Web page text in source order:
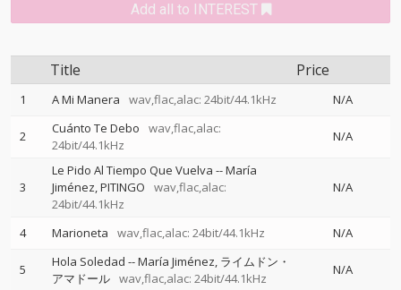
Add all to INTEREST
Title Price
1 A Mi Manera wav,flac,alac: 24bit/44.1kHz N/A
2 Cuánto Te Debo
wav,flac,alac:
24bit/44.1kHz
N/A
3
Le Pido Al Tiempo Que Vuelva --María
Jiménez PITINGO
wav,flac,alac:
24bit/44.1kHz
N/A
4 Marioneta wav,flac,alac: 24bit/44.1kHz N/A
5 Hola Soledad --María Jiménez ライムドン・
アマドール wav,flac,alac: 24bit/44.1kHz
N/A